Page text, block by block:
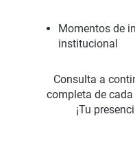
Momentos de
institucional
Consulta a
completa de
¡Tu